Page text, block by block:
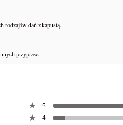
rodzajów dań z kapustą.
przypraw.
5
4